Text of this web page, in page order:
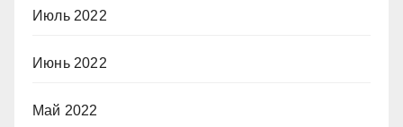
Июль 2022
Июнь 2022
Май 2022